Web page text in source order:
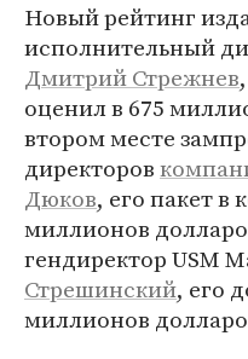
Новый рейтинг
исполнительный
Дмитрий Стрежнев
оценил в 675
втором месте
директоров
Дюков, его пакет в
миллионов
гендиректор USM
Стрешинский, его
миллионов